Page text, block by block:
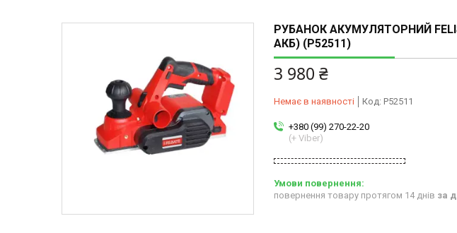
РУБАНОК АКУМУЛЯТОРНИЙ
АКБ) (P52511)
3 980 ₴
Немає в наявності Код: P52511
+380 (99) 270-22-20
(+ Viber)
повернення товару протягом 14 днів за